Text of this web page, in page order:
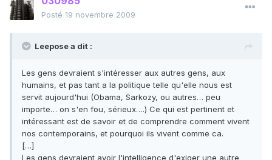
Posté 19 novembre 2009
Leepose a dit :
Les gens devraient s'intéresser aux autres gens, aux
humains, et pas tant a la politique telle qu'elle nous est
servit aujourd'hui (Obama, Sarkozy, ou autres… peu
importe… on s'en fou, sérieux….) Ce qui est pertinent et
intéressant est de savoir et de comprendre comment vivent
nos contemporains, et pourquoi ils vivent comme ca.
[…]
Les gens devraient avoir l'intelligence d'exiger une autre